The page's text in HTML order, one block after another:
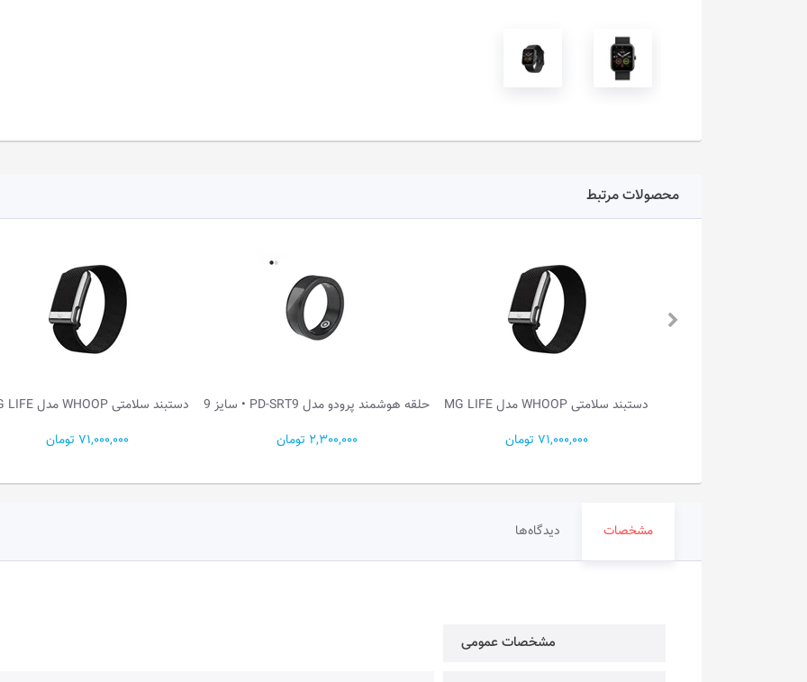
محصولات مرتبط
حلقه هوشمند پرودو مدل PD-SRT9 • سایز 9
2,300,000 تومان
دستبند سلامتی WHOOP مدل MG LIFE
71,000,000 تومان
حلقه هوشمند پرودو مدل PD-SRT9 • سایز 9
2,300,000 تومان
مشخصات دیدگاه‌ها
مشخصات عمومی